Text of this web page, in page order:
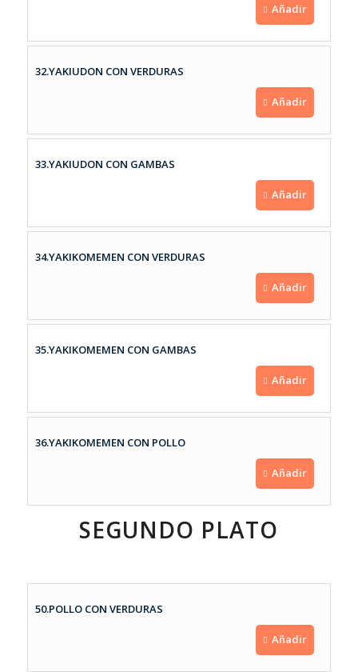
Añadir
32.YAKIUDON CON VERDURAS
Añadir
33.YAKIUDON CON GAMBAS
Añadir
34.YAKIKOMEMEN CON VERDURAS
Añadir
35.YAKIKOMEMEN CON GAMBAS
Añadir
36.YAKIKOMEMEN CON POLLO
Añadir
SEGUNDO PLATO
50.POLLO CON VERDURAS
Añadir